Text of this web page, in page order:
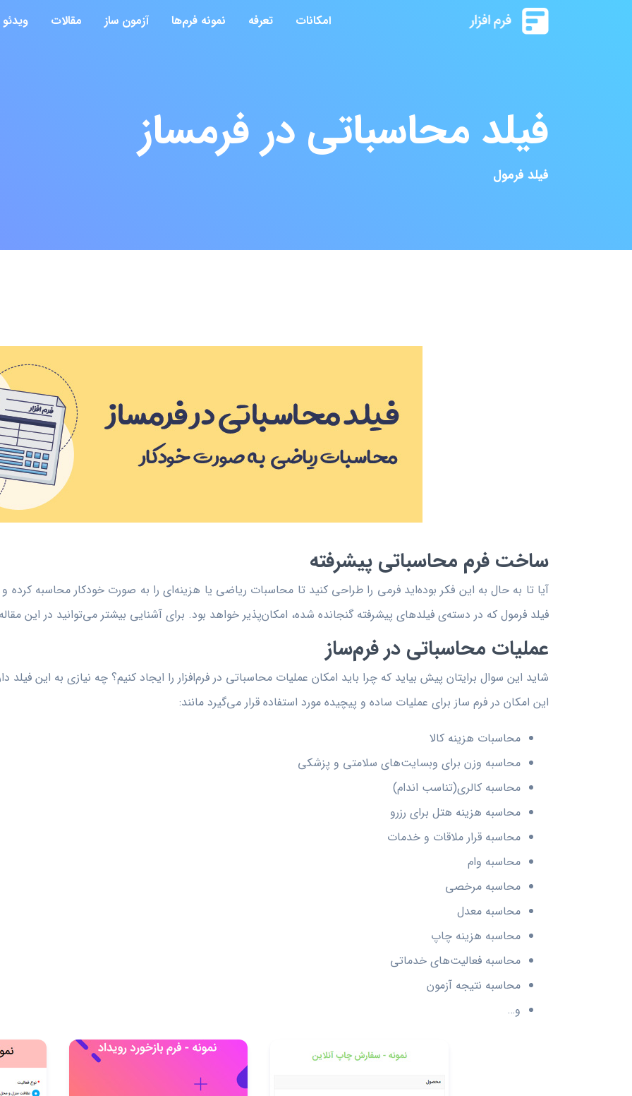
امکانات تعرفه نمونه فرم‌ها آزمون ساز مقالات ویدئو
فیلد محاسباتی در فرمساز
فیلد فرمول
ساخت فرم محاسباتی پیشرفته
آیا تا به حال به این فکر بوده‌اید فرمی را طراحی کنید تا محاسبات ریاضی یا هزینه‌ای را به صورت خودکار محاسبه
فیلد فرمول که در دسته‌ی فیلدهای پیشرفته گنجانده شده، امکان‌پذیر خواهد بود. برای آشنایی بیشتر می‌توانید در این
عملیات محاسباتی در فرم‌ساز
شاید این سوال برایتان پیش بیاید که چرا باید امکان عملیات محاسباتی در فرم‌افزار را ایجاد کنیم؟ چه نیازی به این فیلد
این امکان در فرم ساز برای عملیات ساده و پیچیده مورد استفاده قرار می‌گیرد مانند:
محاسبات هزینه کالا
محاسبه وزن برای وبسایت‌های سلامتی و پزشکی
محاسبه کالری(تناسب اندام)
محاسبه هزینه هتل برای رزرو
محاسبه قرار ملاقات و خدمات
محاسبه وام
محاسبه مرخصی
محاسبه معدل
محاسبه هزینه چاپ
محاسبه فعالیت‌های خدماتی
محاسبه نتیجه آزمون
و…